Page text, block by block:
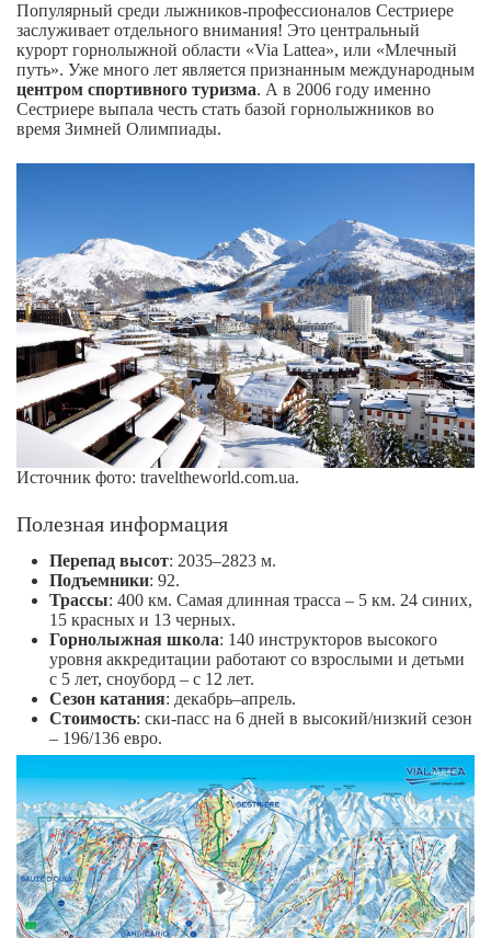
Популярный среди лыжников-профессионалов Сестриере
заслуживает отдельного внимания! Это центральный
курорт горнолыжной области «Via Lattea», или «Млечный
путь». Уже много лет является признанным международным
центром спортивного туризма. А в 2006 году именно
Сестриере выпала честь стать базой горнолыжников во
время Зимней Олимпиады.
Источник фото: traveltheworld.com.ua.
Полезная информация
Перепад высот: 2035–2823 м.
Подъемники: 92.
Трассы: 400 км. Самая длинная трасса – 5 км. 24 синих,
15 красных и 13 черных.
Горнолыжная школа: 140 инструкторов высокого
уровня аккредитации работают со взрослыми и детьми
с 5 лет, сноуборд – с 12 лет.
Сезон катания: декабрь–апрель.
Стоимость: ски-пасс на 6 дней в высокий/низкий сезон
– 196/136 евро.